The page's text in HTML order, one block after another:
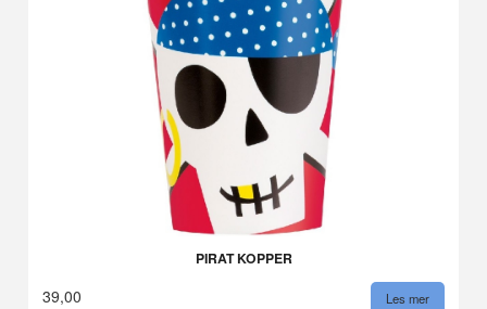
PIRAT KOPPER
39,00 Les mer